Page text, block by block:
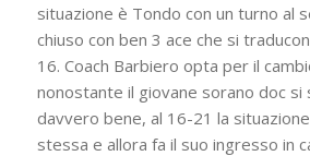
situazione è Tondo con un turno al
chiuso con ben 3 ace che si
16. Coach Barbiero opta per il
nonostante il giovane sorano doc
davvero bene, al 16-21 la
stessa e allora fa il suo ingresso in